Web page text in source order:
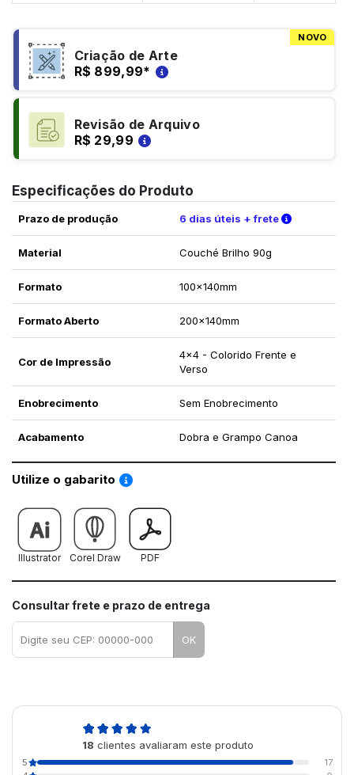
NOVO
Criação de Arte
R$ 899,99*
Revisão de Arquivo
R$ 29,99
Especificações do Produto
Prazo de produção 6 dias úteis + frete Verifique
Material Couché Brilho 90g
Formato 100x140mm
Formato Aberto 200x140mm
Cor de Impressão
4x4 - Colorido Frente e
Verso
Enobrecimento Sem Enobrecimento
Acabamento Dobra e Grampo Canoa
Utilize o gabarito Saiba como utilizar os nossos gabaritos
Illustrator Corel Draw PDF
Consultar frete e prazo de entrega
OK
18 clientes avaliaram este produto
5
17